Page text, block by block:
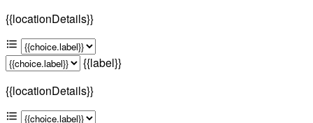
{{locationDetails}}
{{label}}
{{locationDetails}}